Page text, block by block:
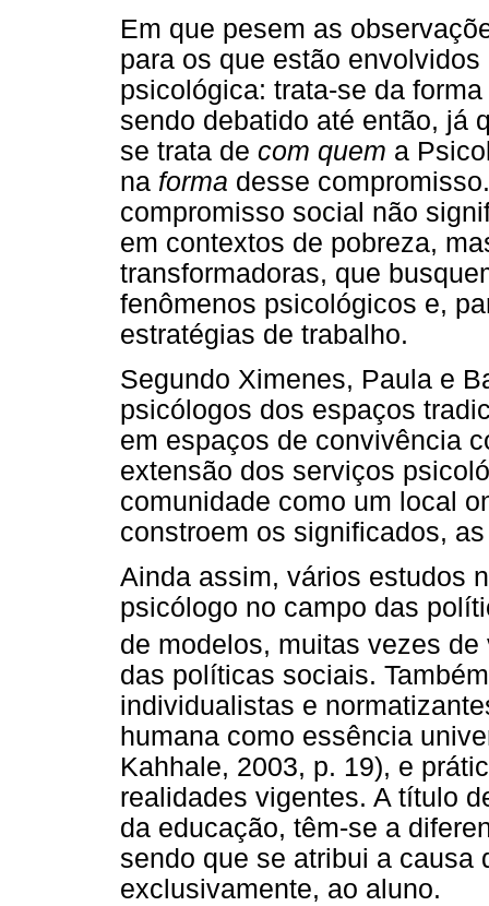
Em que pesem as
para os que estão
psicológica: trata-se da
sendo debatido até então, já
se trata de com quem a
na forma desse
compromisso social não
em contextos de pobreza,
transformadoras, que
fenômenos psicológicos e,
estratégias de trabalho.
Segundo Ximenes, Paula e
psicólogos dos espaços
em espaços de convivência
extensão dos serviços
comunidade como um local
constroem os significados,
Ainda assim, vários estudos
psicólogo no campo das
de modelos, muitas vezes
das políticas sociais.
individualistas e
humana como essência
Kahhale, 2003, p. 19), e
realidades vigentes. A título
da educação, têm-se a
sendo que se atribui a causa
exclusivamente, ao aluno.